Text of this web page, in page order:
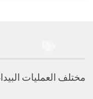
مختلف العمليات البيداغوجية